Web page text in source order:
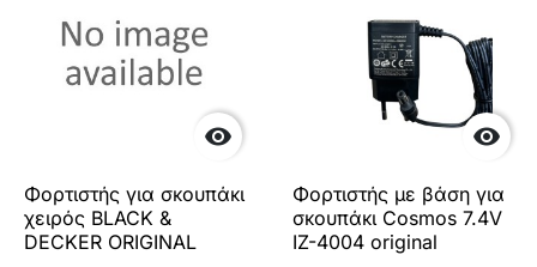

Φορτιστής για σκουπάκι
χειρός BLACK &
DECKER ORIGINAL

Φορτιστής με βάση για
σκουπάκι Cosmos 7.4V
IZ-4004 original